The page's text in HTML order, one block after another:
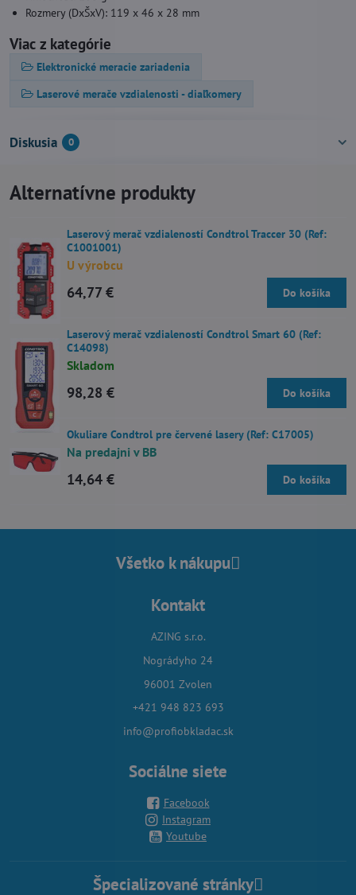
Rozmery (DxŠxV): 119 x 46 x 28 mm
Viac z kategórie
Elektronické meracie zariadenia
Laserové merače vzdialenosti - diaľkomery
Diskusia 0
Alternatívne produkty
Laserový merač vzdialeností Condtrol Traccer 30 (Ref:
C1001001)
U výrobcu
64,77 € Do košíka
Laserový merač vzdialeností Condtrol Smart 60 (Ref:
C14098)
Skladom
98,28 € Do košíka
Okuliare Condtrol pre červené lasery (Ref: C17005)
Na predajni v BB
14,64 € Do košíka
Všetko k nákupu
Kontakt
AZING s.r.o.
Nográdyho 24
96001 Zvolen
+421 948 823 693
info@profiobkladac.sk
Sociálne siete
Facebook
Instagram
Youtube
Špecializované stránky